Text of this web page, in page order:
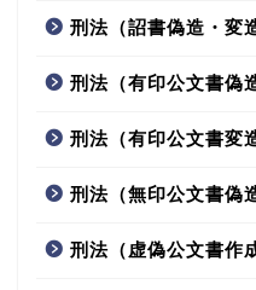
刑法（詔書偽造・変
刑法（有印公文書偽
刑法（有印公文書変
刑法（無印公文書偽
刑法（虚偽公文書作